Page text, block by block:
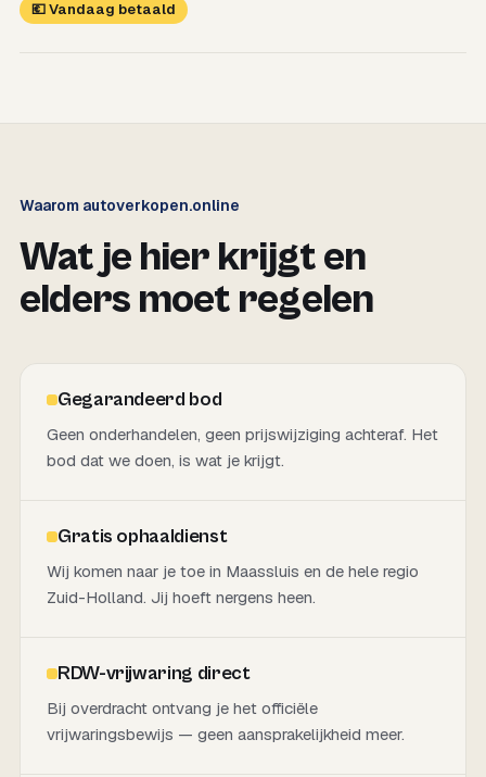
💶 Vandaag betaald
Waarom autoverkopen.online
Wat je hier krijgt en
elders moet regelen
Gegarandeerd bod
Geen onderhandelen, geen prijswijziging achteraf. Het
bod dat we doen, is wat je krijgt.
Gratis ophaaldienst
Wij komen naar je toe in Maassluis en de hele regio
Zuid-Holland. Jij hoeft nergens heen.
RDW-vrijwaring direct
Bij overdracht ontvang je het officiële
vrijwaringsbewijs — geen aansprakelijkheid meer.